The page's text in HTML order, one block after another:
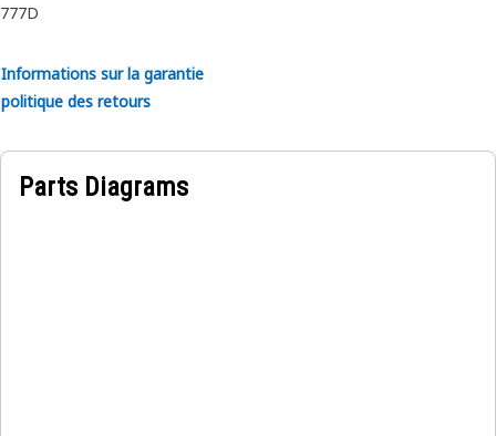
améliorer la visibilité, promouvoir la sécurité et faciliter
l'identification rapide des composants essentiels de la
777D
Informations sur la garantie
politique des retours
Parts Diagrams